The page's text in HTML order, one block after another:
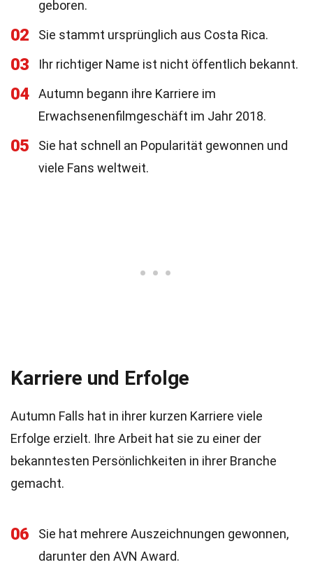
geboren.
02 Sie stammt ursprünglich aus Costa Rica.
03 Ihr richtiger Name ist nicht öffentlich bekannt.
04
Autumn begann ihre Karriere im
Erwachsenenfilmgeschäft im Jahr 2018.
05
Sie hat schnell an Popularität gewonnen und
viele Fans weltweit.
Karriere und Erfolge
Autumn Falls hat in ihrer kurzen Karriere viele
Erfolge erzielt. Ihre Arbeit hat sie zu einer der
bekanntesten Persönlichkeiten in ihrer Branche
gemacht.
06
Sie hat mehrere Auszeichnungen gewonnen,
darunter den AVN Award.